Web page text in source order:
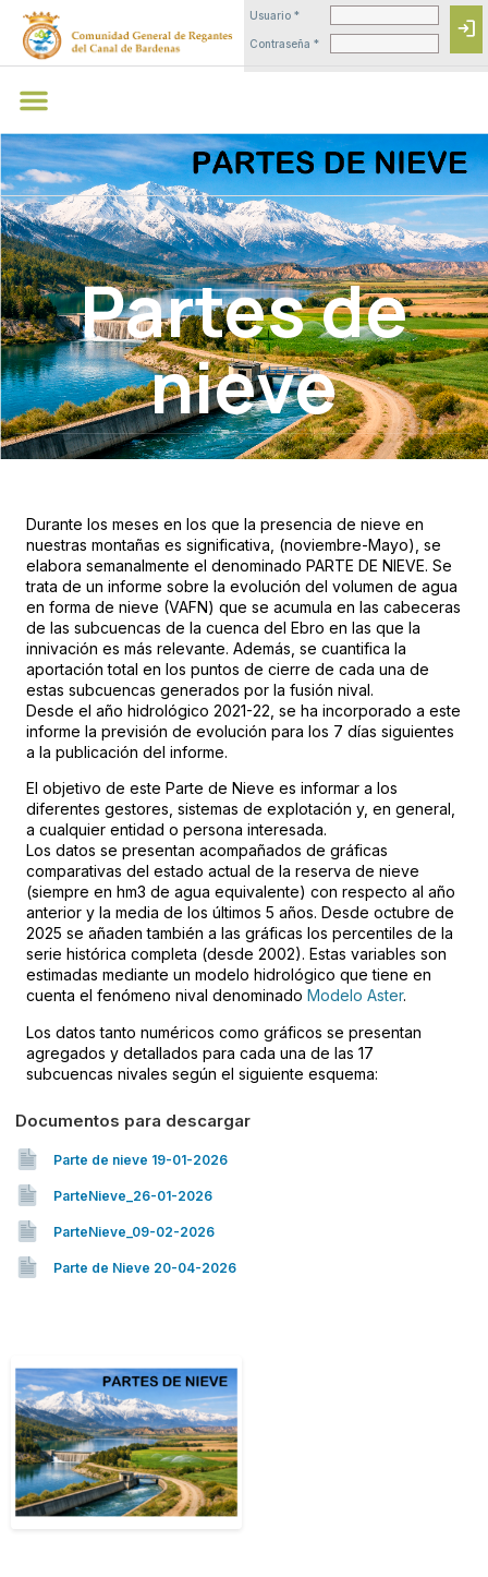
Usuario *
Contraseña *
login
Partes de
nieve
Durante los meses en los que la presencia de nieve en
nuestras montañas es significativa, (noviembre-Mayo), se
elabora semanalmente el denominado PARTE DE NIEVE. Se
trata de un informe sobre la evolución del volumen de agua
en forma de nieve (VAFN) que se acumula en las cabeceras
de las subcuencas de la cuenca del Ebro en las que la
innivación es más relevante. Además, se cuantifica la
aportación total en los puntos de cierre de cada una de
estas subcuencas generados por la fusión nival.
Desde el año hidrológico 2021-22, se ha incorporado a este
informe la previsión de evolución para los 7 días siguientes
a la publicación del informe.
El objetivo de este Parte de Nieve es informar a los
diferentes gestores, sistemas de explotación y, en general,
a cualquier entidad o persona interesada.
Los datos se presentan acompañados de gráficas
comparativas del estado actual de la reserva de nieve
(siempre en hm3 de agua equivalente) con respecto al año
anterior y la media de los últimos 5 años. Desde octubre de
2025 se añaden también a las gráficas los percentiles de la
serie histórica completa (desde 2002). Estas variables son
estimadas mediante un modelo hidrológico que tiene en
cuenta el fenómeno nival denominado Modelo Aster.
Los datos tanto numéricos como gráficos se presentan
agregados y detallados para cada una de las 17
subcuencas nivales según el siguiente esquema:
Documentos para descargar
Parte de nieve 19-01-2026
ParteNieve_26-01-2026
ParteNieve_09-02-2026
Parte de Nieve 20-04-2026